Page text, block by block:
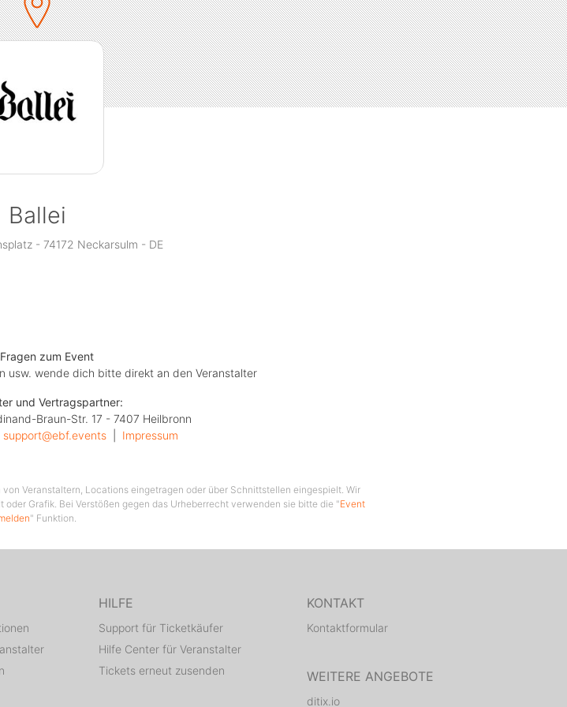
Ballei
- 74172 Neckarsulm - DE
zum Event
usw. wende dich bitte direkt an den Veranstalter
und Vertragspartner:
Braun-Str. 17 - 7407 Heilbronn
support@ebf.events Impressum
Veranstaltern, Locations eingetragen oder über Schnittstellen eingespielt. Wir
Grafik. Bei Verstößen gegen das Urheberrecht verwenden sie bitte die "Event
" Funktion.
HILFE
Support für Ticketkäufer
Hilfe Center für Veranstalter
Tickets erneut zusenden
KONTAKT
Kontaktformular
WEITERE ANGEBOTE
ditix.io